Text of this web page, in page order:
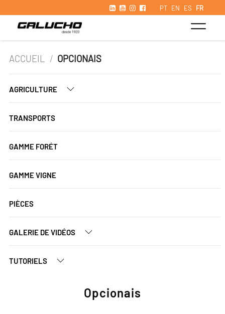
PT EN ES FR
ACCUEIL / OPCIONAIS
AGRICULTURE
TRANSPORTS
GAMME FORÉT
GAMME VIGNE
PIÈCES
GALERIE DE VIDÉOS
TUTORIELS
Opcionais